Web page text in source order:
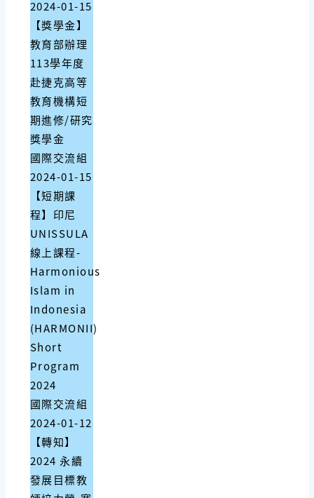
2024-01-15
【獎學金】
教育部辦理
113學年度
赴捷克高等
教育機構短
期進修/研究
獎學金
國際交流組
2024-01-15
【短期課
程】印尼
UNISSULA
線上課程-
Harmonious
Islam in
Indonesia
(HARMONII)
Short
Program
2024
國際交流組
2024-01-12
【轉知】
2024 永續
發展目標教